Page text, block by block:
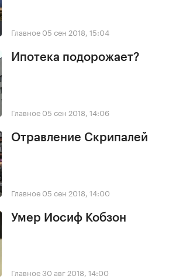
Главное 05 сен 2018, 15:04
Ипотека подорожает?
Главное 05 сен 2018, 14:06
Отравление Скрипалей
Главное 05 сен 2018, 14:00
Умер Иосиф Кобзон
Главное30 авг 2018, 14:00